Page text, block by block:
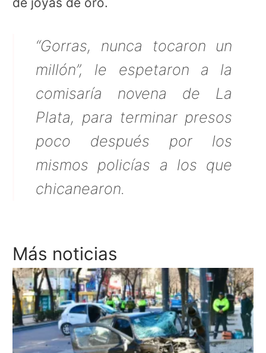
“Gorras, nunca tocaron un
millón”, le espetaron a la
comisaría novena de La
Plata, para terminar presos
poco después por los
mismos policías a los que
chicanearon.
Más noticias